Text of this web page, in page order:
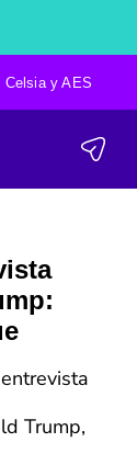
Celsia y AES
Trump,